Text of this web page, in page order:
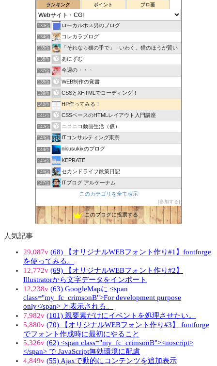
ランキング ポイント ブロ画
133位 ローカルホス男のブログ
134位 コレカラブログ
135位 「それなら猫の手で」 | いわく、猫のほうが賢い
136位 あにずむ
137位 今週の・・・
138位 WEB制作の覚書
139位 CSSとXHTMLでコーディング！
140位 HP作ってみる！
141位 CSSベースのHTMLレイアウト入門講座
142位 ニコニコ動画生活（仮）
143位 ITコンサルティング東京
144位 nikusukixのブログ
145位 KEPRATE
146位 セカンドライフ散策日記
147位
ITブログ アルケーナム
このカテゴリを全て表示
参加する
このブログに投票する
人気記事
29,087v (68) 【オリジナルWEBフォント作り#1】fontforge
を使ってみる。
12,772v (69) 【オリジナルWEBフォント作り#2】
Illustratorから文字データをインポート
12,238v (63) GoogleMapに <span
class="my_fc_crimsonB">For development purpose
only</span> と表示される。
7,982v (101) 親要素だけにイベントを処理させたい。
5,880v (70) 【オリジナルWEBフォント作り#3】 fontforge
でフォント作成時に最初にやること
5,326v (62) <span class="my_fc_crimsonB"><noscript>
</span> で JavaScript無効環境に配慮
4,849v (55) Ajaxで動的にコンテンツを追加表示